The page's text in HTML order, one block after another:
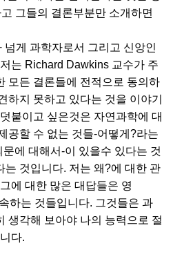
그들의 결론부분만 소개하면
게 과학자로서 그리고 신앙인
는 Richard Dawkins 교수가 주
모든 결론들에 전적으로 동의하
하지 못하고 있다는 것을 이야기
붙이고 싶은것은 자연과학에 대
공할 수 없는 것들-어떻게?라는
에 대해서-이 있을수 있다는 것
는 것입니다. 저는 왜?에 대한 관
에 대한 많은 대답들은 영
하는 것들입니다. 그것들은 과
생각해 보아야 나의 능력으로 절
다.